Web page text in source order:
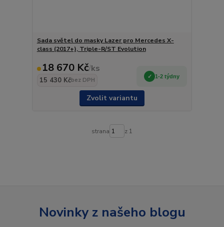
Sada světel do masky Lazer pro Mercedes X-
class (2017+), Triple-R/ST Evolution
18 670 Kč/ks
15 430 Kčbez DPH
1-2 týdny
Zvolit variantu
strana z 1
Novinky z našeho blogu